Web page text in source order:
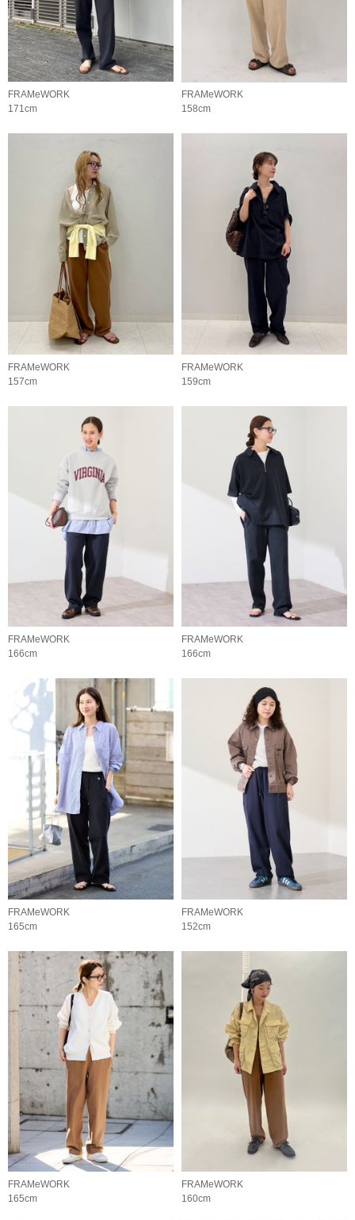
FRAMeWORK
171cm
FRAMeWORK
158cm
FRAMeWORK
157cm
FRAMeWORK
159cm
FRAMeWORK
166cm
FRAMeWORK
166cm
FRAMeWORK
165cm
FRAMeWORK
152cm
FRAMeWORK
165cm
FRAMeWORK
160cm